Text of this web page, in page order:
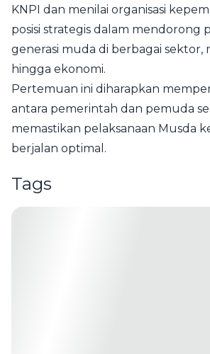
KNPI dan menilai organisasi
posisi strategis dalam mendorong
generasi muda di berbagai sektor,
hingga ekonomi.
Pertemuan ini diharapkan
antara pemerintah dan pemuda
memastikan pelaksanaan Musda
berjalan optimal.
Tags